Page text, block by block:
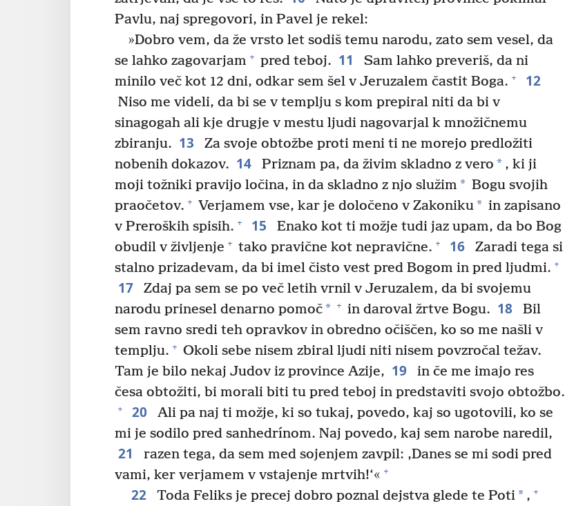
Pavlu, naj spregovori, in Pavel je rekel:
»Dobro vem, da že vrsto let sodiš temu narodu, zato sem vesel, da
se lahko zagovarjam + pred teboj. 11
Sam lahko preveriš, da ni
minilo več kot 12 dni, odkar sem šel v Jeruzalem častit Boga. + 12
Niso me videli, da bi se v templju s kom prepiral niti da bi v
sinagogah ali kje drugje v mestu ljudi nagovarjal k množičnemu
zbiranju. 13
Za svoje obtožbe proti meni ti ne morejo predložiti
nobenih dokazov. 14 Priznam pa, da živim skladno z vero * , ki ji
moji tožniki pravijo ločina, in da skladno z njo služim * Bogu svojih
praočetov. + Verjamem vse, kar je določeno v Zakoniku* in zapisano
v Preroških spisih. + 15
Enako kot ti možje tudi jaz upam, da bo Bog
obudil v življenje + tako pravične kot nepravične. + 16
Zaradi tega si
stalno prizadevam, da bi imel čisto vest pred Bogom in pred ljudmi. +
17
Zdaj pa sem se po več letih vrnil v Jeruzalem, da bi svojemu
narodu prinesel denarno pomoč* + in daroval žrtve Bogu. 18
Bil
sem ravno sredi teh opravkov in obredno očiščen, ko so me našli v
templju. + Okoli sebe nisem zbiral ljudi niti nisem povzročal težav.
Tam je bilo nekaj Judov iz province Azije, 19
in če me imajo res
česa obtožiti, bi morali biti tu pred teboj in predstaviti svojo obtožbo.
+ 20
Ali pa naj ti možje, ki so tukaj, povedo, kaj so ugotovili, ko se
mi je sodilo pred sanhedrínom. Naj povedo, kaj sem narobe naredil,
21
razen tega, da sem med sojenjem zavpil: ‚Danes se mi sodi pred
vami, ker verjamem v vstajenje mrtvih!‘« +
22 Toda Feliks je precej dobro poznal dejstva glede te Poti* , +